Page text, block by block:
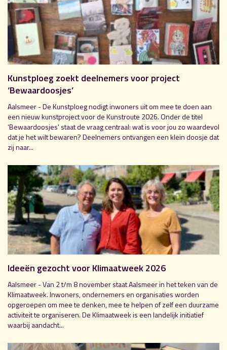
Kunstploeg zoekt deelnemers voor project
‘Bewaardoosjes’
Aalsmeer - De Kunstploeg nodigt inwoners uit om mee te doen aan
een nieuw kunstproject voor de Kunstroute 2026. Onder de titel
‘Bewaardoosjes' staat de vraag centraal: wat is voor jou zo waardevol
dat je het wilt bewaren? Deelnemers ontvangen een klein doosje dat
zij naar...
Ideeën gezocht voor Klimaatweek 2026
Aalsmeer - Van 2 t/m 8 november staat Aalsmeer in het teken van de
Klimaatweek. Inwoners, ondernemers en organisaties worden
opgeroepen om mee te denken, mee te helpen of zelf een duurzame
activiteit te organiseren. De Klimaatweek is een landelijk initiatief
waarbij aandacht...